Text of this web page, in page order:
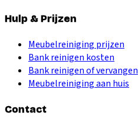
Hulp & Prijzen
Meubelreiniging prijzen
Bank reinigen kosten
Bank reinigen of vervangen
Meubelreiniging aan huis
Contact